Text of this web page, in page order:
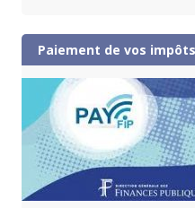
Paiement de vos